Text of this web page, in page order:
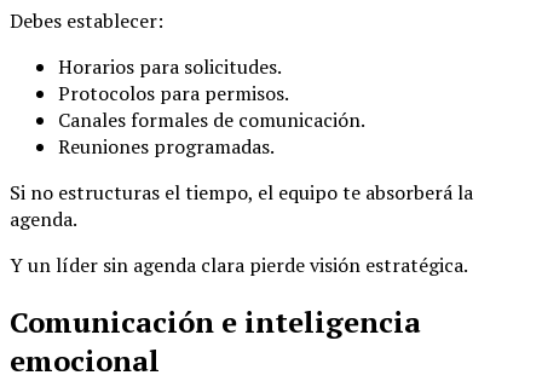
Debes establecer:
Horarios para solicitudes.
Protocolos para permisos.
Canales formales de comunicación.
Reuniones programadas.
Si no estructuras el tiempo, el equipo te absorberá la
agenda.
Y un líder sin agenda clara pierde visión estratégica.
Comunicación e inteligencia
emocional